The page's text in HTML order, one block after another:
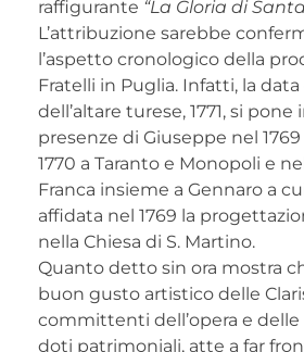
raffigurante “La Gloria di
L’attribuzione sarebbe
l’aspetto cronologico della
Fratelli in Puglia. Infatti, la
dell’altare turese, 1771, si pone
presenze di Giuseppe nel
1770 a Taranto e Monopoli e
Franca insieme a Gennaro a
affidata nel 1769 la
nella Chiesa di S. Martino.
Quanto detto sin ora mostra
buon gusto artistico delle
committenti dell’opera e delle
doti patrimoniali, atte a far